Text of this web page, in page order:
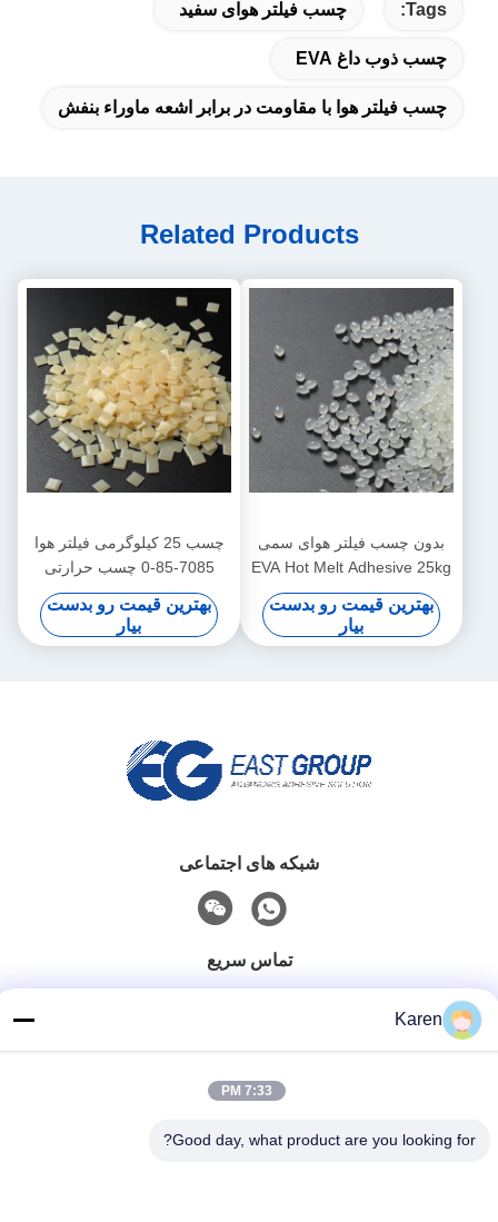
Tags: چسب فیلتر هوای سفید
چسب ذوب داغ EVA
چسب فیلتر هوا با مقاومت در برابر اشعه ماوراء بنفش
Related Products
بدون چسب فیلتر هوای سمی
EVA Hot Melt Adhesive 25kg
سفید زرد
بهترین قیمت رو بدست
بیار
چسب 25 کیلوگرمی فیلتر هوا
7085-85-0 چسب حرارتی
مبتنی بر EVA
بهترین قیمت رو بدست
بیار
شبکه های اجتماعی
تماس سریع
آدرس
Karen
7:33 PM
Good day, what product are you looking for?